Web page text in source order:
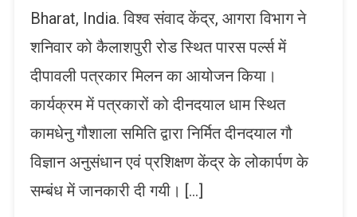
Bharat, India. विश्व संवाद केंद्र, आगरा विभाग ने
शनिवार को कैलाशपुरी रोड स्थित पारस पर्ल्स में
दीपावली पत्रकार मिलन का आयोजन किया।
कार्यक्रम में पत्रकारों को दीनदयाल धाम स्थित
कामधेनु गौशाला समिति द्वारा निर्मित दीनदयाल गौ
विज्ञान अनुसंधान एवं प्रशिक्षण केंद्र के लोकार्पण के
सम्बंध में जानकारी दी गयी। […]